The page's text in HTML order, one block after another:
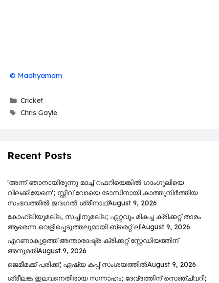
© Madhyamam
Categories
Cricket
Tags
Chris Gayle
Recent Posts
'അന്ന് ഞാനായിരുന്നു മാച്ച് റഫറിയെങ്കിൽ ഗാംഗുലിയെ
വിലക്കിയേനെ'; സ്റ്റീവ് വോയെ ടോസിനായി കാത്തുനിർത്തിയ
സംഭവത്തിൽ ജവഗൽ ശ്രീനാഥ്August 9, 2026
കോഹ്‌ലിയുമല്ല, സച്ചിനുമല്ല; ഏറ്റവും മികച്ച ക്രിക്കറ്റ് താരം
ആരെന്ന വെളിപ്പെടുത്തലുമായി ബ്രെറ്റ് ലീAugust 9, 2026
എറണാകുളത്ത് അന്താരാഷ്ട്ര ക്രിക്കറ്റ് സ്റ്റേഡിയത്തിന്
അനുമതിAugust 9, 2026
ജെമീമക്ക് പരിക്ക്; ഏഷ്യ കപ്പ് സംശയത്തിൽAugust 9, 2026
ശ്രീലങ്ക ഇലവനെതിരായ സന്നാഹം; ദേവ്ദത്തിന് സെഞ്ച്വറി;